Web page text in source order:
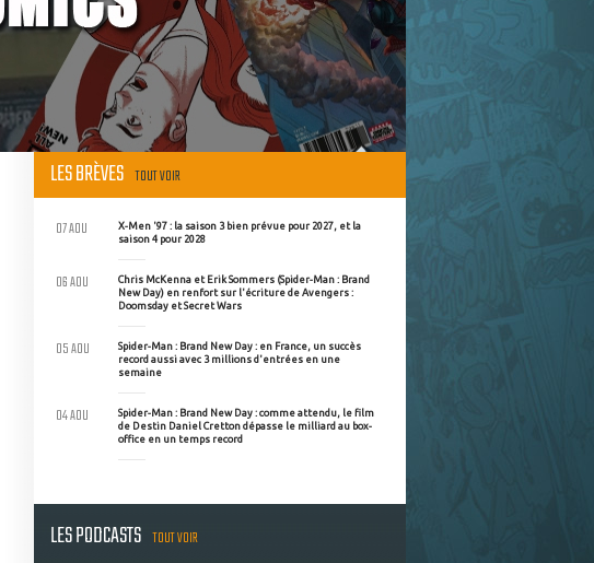
LES BRÈVES TOUT VOIR
X-Men '97 : la saison 3 bien prévue pour 2027, et la
saison 4 pour 2028
07 AOU
Chris McKenna et Erik Sommers (Spider-Man : Brand
New Day) en renfort sur l'écriture de Avengers :
Doomsday et Secret Wars
06 AOU
Spider-Man : Brand New Day : en France, un succès
record aussi avec 3 millions d'entrées en une
semaine
05 AOU
Spider-Man : Brand New Day : comme attendu, le film
de Destin Daniel Cretton dépasse le milliard au box-
office en un temps record
04 AOU
LES PODCASTS TOUT VOIR